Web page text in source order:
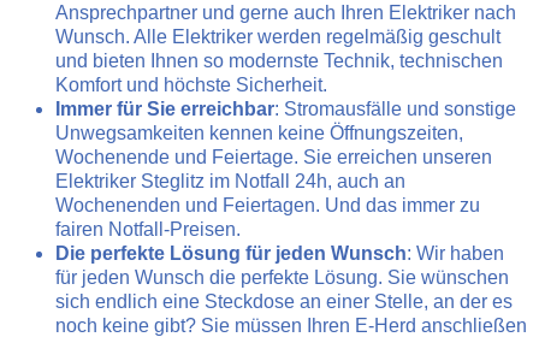
Ansprechpartner und gerne auch Ihren Elektriker nach
Wunsch. Alle Elektriker werden regelmäßig geschult
und bieten Ihnen so modernste Technik, technischen
Komfort und höchste Sicherheit.
Immer für Sie erreichbar: Stromausfälle und sonstige
Unwegsamkeiten kennen keine Öffnungszeiten,
Wochenende und Feiertage. Sie erreichen unseren
Elektriker Steglitz im Notfall 24h, auch an
Wochenenden und Feiertagen. Und das immer zu
fairen Notfall-Preisen.
Die perfekte Lösung für jeden Wunsch: Wir haben
für jeden Wunsch die perfekte Lösung. Sie wünschen
sich endlich eine Steckdose an einer Stelle, an der es
noch keine gibt? Sie müssen Ihren E-Herd anschließen